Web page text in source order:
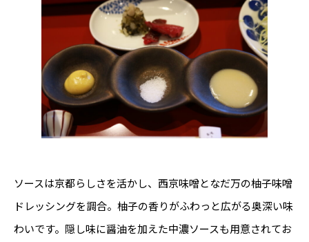
ソースは京都らしさを活かし、西京味噌となだ万の柚子味噌
ドレッシングを調合。柚子の香りがふわっと広がる奥深い味
わいです。隠し味に醤油を加えた中濃ソースも用意されてお